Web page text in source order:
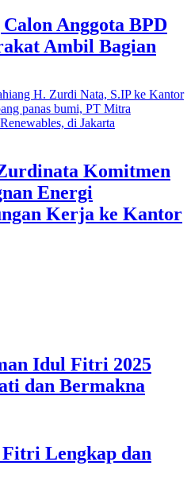
Anggota BPD
Ambil Bagian
Komitmen
Energi
Kerja ke Kantor
Idul Fitri 2025
dan Bermakna
Lengkap dan